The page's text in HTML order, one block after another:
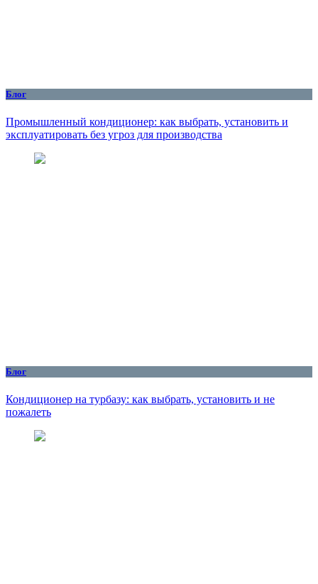
Блог
Промышленный кондиционер: как выбрать, установить и
эксплуатировать без угроз для производства
Блог
Кондиционер на турбазу: как выбрать, установить и не
пожалеть